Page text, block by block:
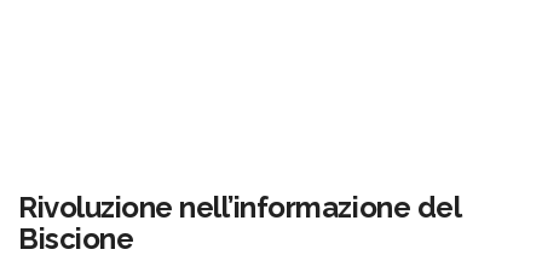
Rivoluzione nell’informazione del
Biscione